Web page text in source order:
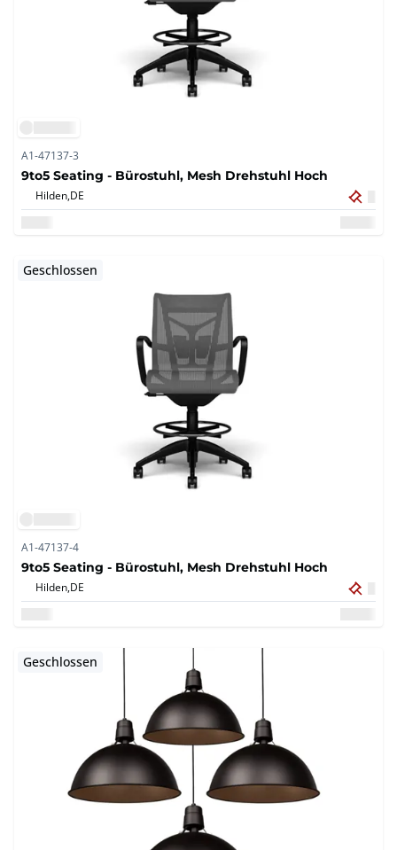
A1-47137-3
9to5 Seating - Bürostuhl, Mesh Drehstuhl Hoch
Hilden,DE
Geschlossen
A1-47137-4
9to5 Seating - Bürostuhl, Mesh Drehstuhl Hoch
Hilden,DE
Geschlossen